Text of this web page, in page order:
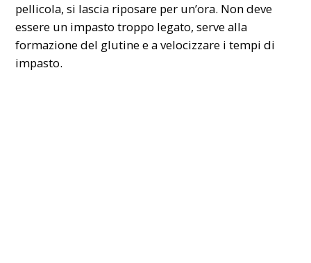
pellicola, si lascia riposare per un’ora. Non deve
essere un impasto troppo legato, serve alla
formazione del glutine e a velocizzare i tempi di
impasto.